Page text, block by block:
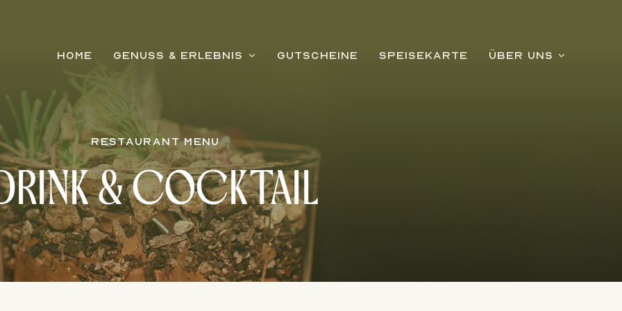
HOME GENUSS & ERLEBNIS GUTSCHEINE SPEISEKARTE ÜBER UNS
RESTAURANT MENU
& COCKTAIL